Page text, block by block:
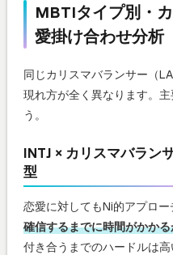
MBTIタイプ別・
愛掛け合わせ分析
同じカリスマバランサー（
現れ方が全く異なります。
う。
INTJ × カリスマバラン
型
恋愛に対してもNi的アプロー
確信するまでに時間がかか
付き合うまでのハードルは